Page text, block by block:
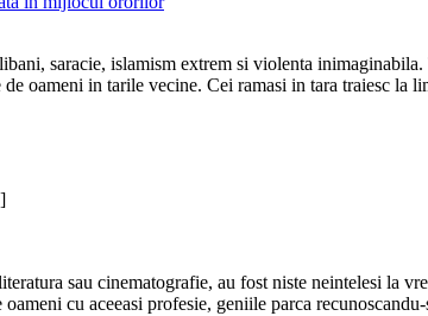
saracie, islamism extrem si violenta
oameni in tarile vecine. Cei ramasi in tara traiesc
sau cinematografie, au fost niste neintelesi la
cu aceeasi profesie, geniile parca